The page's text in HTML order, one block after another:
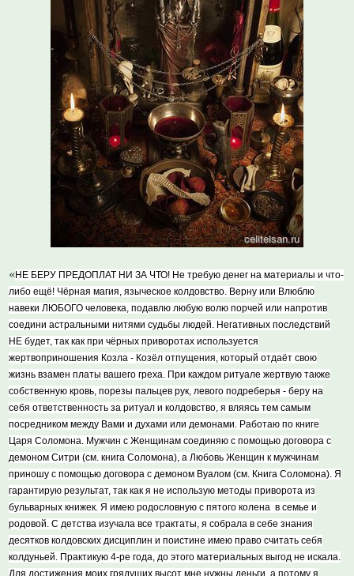
«НЕ БЕРУ ПРЕДОПЛАТ НИ ЗА ЧТО! Не требую денег на материалы и что-
либо ещё! Чёрная магия, языческое колдовство. Верну или Влюблю
навеки ЛЮБОГО человека, подавлю любую волю порчей или напротив
соедини астральными нитями судьбы людей. Негативных последствий
НЕ будет, так как при чёрных приворотах используется
жертвоприношения Козла - Козёл отпущения, который отдаёт свою
жизнь взамен платы вашего греха. При каждом ритуале жертвую также
собственную кровь, порезы пальцев рук, левого подреберья - беру на
себя ответственность за ритуал и колдовство, я вляясь тем самым
посредником между Вами и духами или демонами. Работаю по книге
Царя Соломона. Мужчин с Женщинам соединяю с помощью договора с
демоном Ситри (см. книга Соломона), а Любовь Женщин к мужчинам
приношу с помощью договора с демоном Вуалом (см. Книга Соломона). Я
гарантирую результат, так как я не использую методы приворота из
бульварных книжек. Я имею родословную с пятого колена в семье и
родовой. С детства изучала все трактаты, я собрала в себе знания
десятков колдовских дисциплин и поистине имею право считать себя
колдуньей. Практикую 4-ре года, до этого материальных выгод не искала.
Для достижения моих грядущих высот мне нужны деньги, а потому я